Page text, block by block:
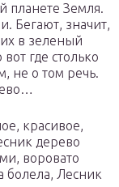
планете Земля.
Бегают, значит,
в зеленый
где столько
не о том речь.
красивое,
дерево
воровато
болела, Лесник